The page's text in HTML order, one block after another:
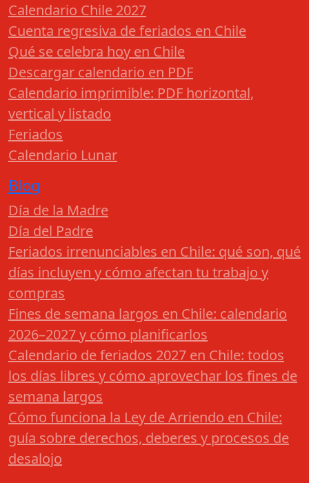
Calendario Chile 2027
Cuenta regresiva de feriados en Chile
Qué se celebra hoy en Chile
Descargar calendario en PDF
Calendario imprimible: PDF horizontal,
vertical y listado
Feriados
Calendario Lunar
Blog
Día de la Madre
Día del Padre
Feriados irrenunciables en Chile: qué son, qué
días incluyen y cómo afectan tu trabajo y
compras
Fines de semana largos en Chile: calendario
2026–2027 y cómo planificarlos
Calendario de feriados 2027 en Chile: todos
los días libres y cómo aprovechar los fines de
semana largos
Cómo funciona la Ley de Arriendo en Chile:
guía sobre derechos, deberes y procesos de
desalojo